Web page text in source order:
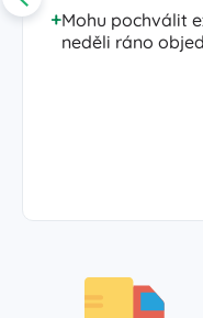
Mohu pochválit
neděli ráno